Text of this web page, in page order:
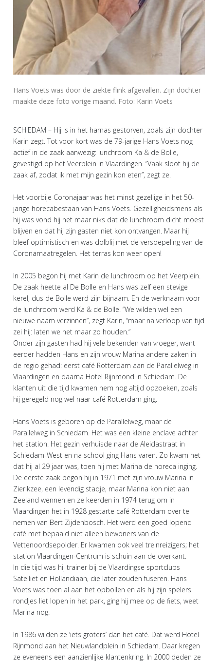
Hans Voets was door de ziekte flink afgevallen. Zijn dochter
maakte deze foto vorige maand. Foto: Karin Voets
SCHIEDAM – Hij is in het harnas gestorven, zoals zijn dochter
Karin zegt. Tot voor kort was de 79-jarige Hans Voets nog
actief in de zaak aanwezig: lunchroom Ka & de Bolle,
gevestigd op het Veerplein in Vlaardingen. “Vaak sloot hij de
zaak af, zodat ik met mijn gezin kon eten”, zegt ze.
Het voorbije Coronajaar was het minst gezellige in het 50-
jarige horecabestaan van Hans Voets. Gezelligheidsmens als
hij was vond hij het maar niks dat de lunchroom dicht moest
blijven en dat hij zijn gasten niet kon ontvangen. Maar hij
bleef optimistisch en was dolblij met de versoepeling van de
Coronamaatregelen. Het terras kon weer open!
In 2005 begon hij met Karin de lunchroom op het Veerplein.
De zaak heette al De Bolle en Hans was zelf een stevige
kerel, dus de Bolle werd zijn bijnaam. En de werknaam voor
de lunchroom werd Ka & de Bolle. “We wilden wel een
nieuwe naam verzinnen”, zegt Karin, “maar na verloop van tijd
zei hij: laten we het maar zo houden.”
Onder zijn gasten had hij vele bekenden van vroeger, want
eerder hadden Hans en zijn vrouw Marina andere zaken in
de regio gehad: eerst café Rotterdam aan de Parallelweg in
Vlaardingen en daarna Hotel Rijnmond in Schiedam. De
klanten uit die tijd kwamen hem nog altijd opzoeken, zoals
hij geregeld nog wel naar café Rotterdam ging.
Hans Voets is geboren op de Parallelweg, maar de
Parallelweg in Schiedam. Het was een kleine enclave achter
het station. Het gezin verhuisde naar de Aleidastraat in
Schiedam-West en na school ging Hans varen. Zo kwam het
dat hij al 29 jaar was, toen hij met Marina de horeca inging.
De eerste zaak begon hij in 1971 met zijn vrouw Marina in
Zierikzee, een levendig stadje, maar Marina kon niet aan
Zeeland wennen en ze keerden in 1974 terug om in
Vlaardingen het in 1928 gestarte café Rotterdam over te
nemen van Bert Zijdenbosch. Het werd een goed lopend
café met bepaald niet alleen bewoners van de
Vettenoordsepolder. Er kwamen ook veel treinreizigers; het
station Vlaardingen-Centrum is schuin aan de overkant.
In die tijd was hij trainer bij de Vlaardingse sportclubs
Satelliet en Hollandiaan, die later zouden fuseren. Hans
Voets was toen al aan het opbollen en als hij zijn spelers
rondjes liet lopen in het park, ging hij mee op de fiets, weet
Marina nog.
In 1986 wilden ze ‘iets groters’ dan het café. Dat werd Hotel
Rijnmond aan het Nieuwlandplein in Schiedam. Daar kregen
ze eveneens een aanzienlijke klantenkring. In 2000 deden ze